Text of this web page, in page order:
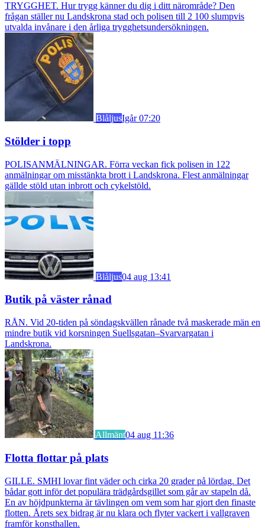
TRYGGHET. Hur trygg känner du dig i ditt närområde? Den
frågan ställer nu Landskrona stad och polisen till 2 100 slumpvis
utvalda invånare i den årliga trygghetsundersökningen.
BlåljusIgår 07:20
Stölder i topp
POLISANMÄLNINGAR. Förra veckan fick polisen in 122
anmälningar om misstänkta brott i Landskrona. Flest anmälningar
gällde stöld utan inbrott och cykelstöld.
Blåljus04 aug 13:41
Butik på väster rånad
RÅN. Vid 20-tiden på söndagskvällen rånade två maskerade män en
mindre butik vid korsningen Suellsgatan–Svarvargatan i
Landskrona.
Allmänt04 aug 11:36
Flotta flottar på plats
GILLE. SMHI lovar fint väder och cirka 20 grader på lördag. Det
bådar gott inför det populära trädgårdsgillet som går av stapeln då.
En av höjdpunkterna är tävlingen om vem som har gjort den finaste
flotten. Årets sex bidrag är nu klara och flyter vackert i vallgraven
framför konsthallen.